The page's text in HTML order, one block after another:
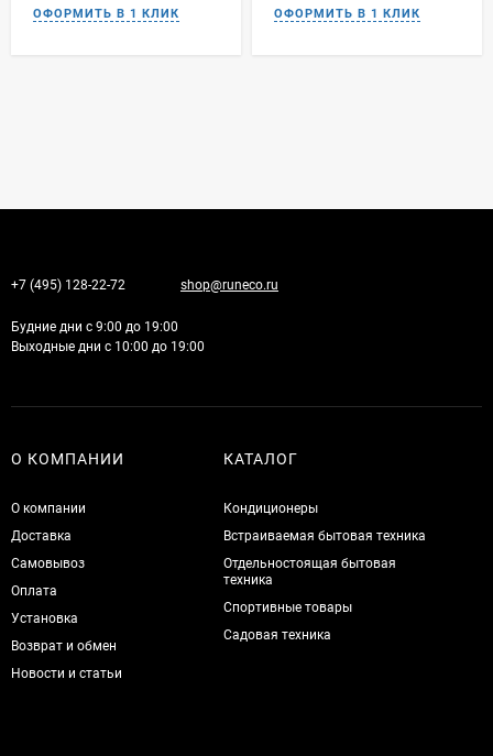
+7 (495) 128-22-72 shop@runeco.ru
Будние дни с 9:00 до 19:00
Выходные дни с 10:00 до 19:00
О КОМПАНИИ
О компании
Доставка
Самовывоз
Оплата
Установка
Возврат и обмен
Новости и статьи
КАТАЛОГ
Кондиционеры
Встраиваемая бытовая техника
Отдельностоящая бытовая
техника
Спортивные товары
Садовая техника